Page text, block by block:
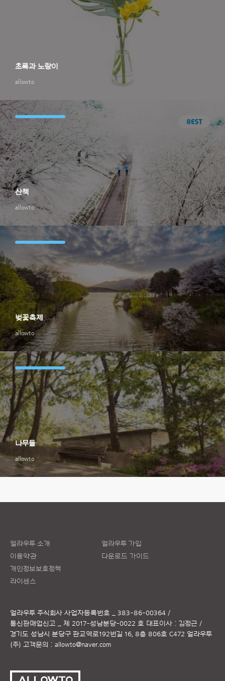
allowto
초록과 노랑이
allowto
산책
allowto
벚꽃축제
allowto
나무들
얼라우투 소개
이용약관
개인정보보호정책
라이센스
얼라우투 가입
다운로드 가이드
얼라우투 주식회사 사업자등록번호 _ 383-86-00364 /
통신판매업신고 _ 제 2017-성남분당-0022 호 대표이사 : 김정근 /
경기도 성남시 분당구 판교역로192번길 16, 8층 806호 C472 얼라우투
(주) 고객문의 : allowto@naver.com